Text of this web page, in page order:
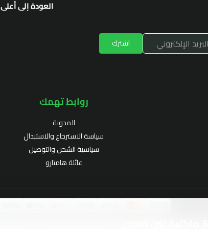
العودة إلى أعلى
اشترك
روابط تهمك
المدونة
سياسة الاسترجاع والاستبدال
سياسية الشحن والتوصيل
عائلة هامتارو